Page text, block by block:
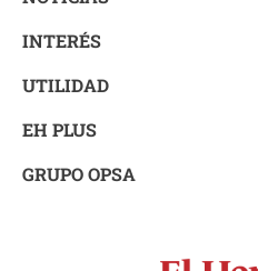
INTERÉS
UTILIDAD
EH PLUS
GRUPO OPSA